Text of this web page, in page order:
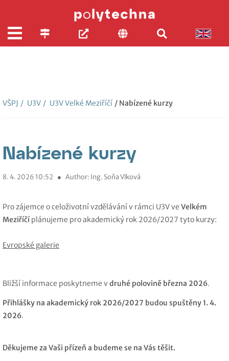
VŠPJ / U3V / U3V Velké Meziříčí / Nabízené kurzy
Nabízené kurzy
8. 4. 2026 10:52 ● Author: Ing. Soňa Vlková
Pro zájemce o celoživotní vzdělávání v rámci U3V ve Velkém
Meziříčí plánujeme pro akademický rok 2026/2027 tyto kurzy:
Evropské galerie
Bližší informace poskytneme vdruhé polovině března 2026.
Přihlášky na akademický rok 2026/2027 budou spuštěny 1. 4.
2026.
Děkujeme za Vaši přízeň a budeme se na Vás těšit.